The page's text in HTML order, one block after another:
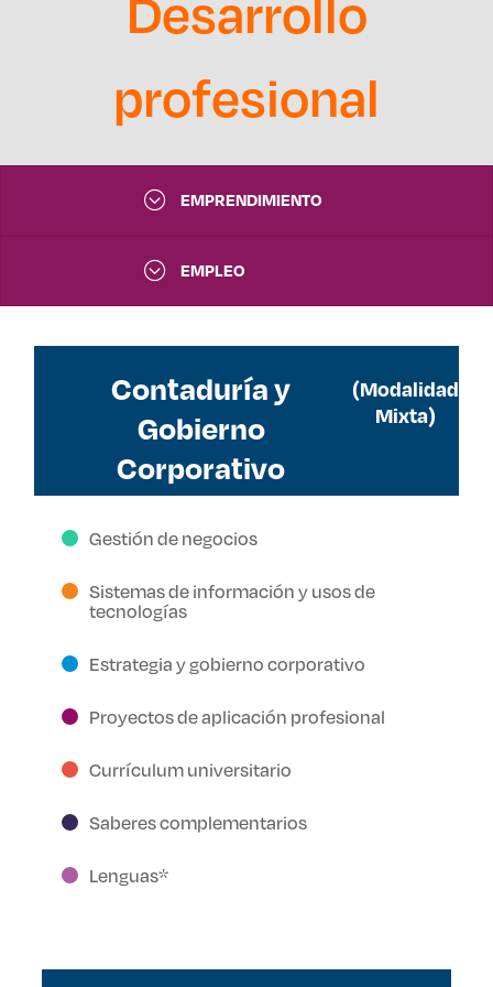
profesional
EMPRENDIMIENTO
EMPLEO
Contaduría y
Gobierno
Corporativo
(Modalidad
Mixta)
Gestión de negocios
Sistemas de información y usos de
tecnologías
Estrategia y gobierno corporativo
Proyectos de aplicación profesional
Currículum universitario
Saberes complementarios
Lenguas*